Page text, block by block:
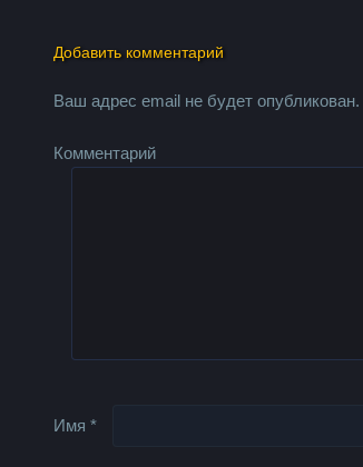
Добавить комментарий
Ваш адрес email не будет опубликован.
Комментарий
Имя*